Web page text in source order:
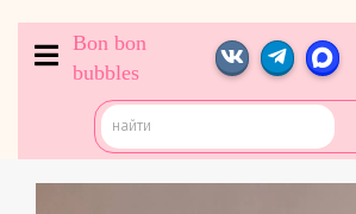
Bon bon
bubbles